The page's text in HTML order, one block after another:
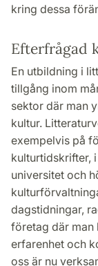
kring dessa
Efterfrågad
En utbildning i
tillgång inom
sektor där man
kultur.
exempelvis på
kulturtidskrifter,
universitet och
dagstidningar,
företag där man
erfarenhet och
oss är nu